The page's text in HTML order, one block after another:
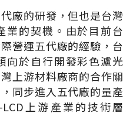
廠的研發，但也是台灣
業的契機。由於目前台
營運五代廠的經驗，台
向於自行開發彩色濾光
上游材料廠商的合作關
同步進入五代廠的量產
上游產業的技術層